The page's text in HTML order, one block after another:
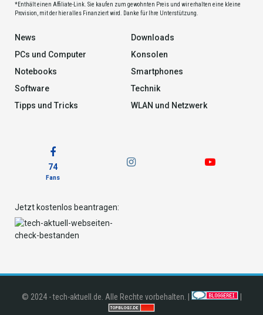
*Enthält einen Affiliate-Link. Sie kaufen zum gewohnten Preis und wir erhalten eine kleine
Provision, mit der hier alles Finanziert wird. Danke für Ihre Unterstützung.
News
Downloads
PCs und Computer
Konsolen
Notebooks
Smartphones
Software
Technik
Tipps und Tricks
WLAN und Netzwerk
74
Fans
Jetzt kostenlos beantragen:
© 2024 - tech-aktuell.de. Alle Rechte vorbehalten. |